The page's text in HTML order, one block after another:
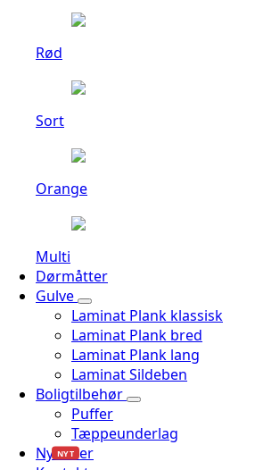
Rød
Sort
Orange
Multi
Dørmåtter
Gulve
Laminat Plank klassisk
Laminat Plank bred
Laminat Plank lang
Laminat Sildeben
Boligtilbehør
Puffer
Tæppeunderlag
Nyheder
NYT